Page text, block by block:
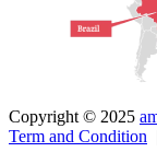
Copyright © 2025
Term and Condition